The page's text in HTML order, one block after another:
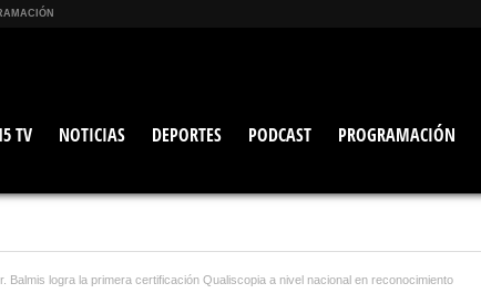
TV NOTICIAS DEPORTES PODCAST PROGRAMACIÓN
Balmis logra la primera certificación Qualiscopia a nivel nacional en reconocimiento